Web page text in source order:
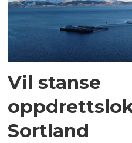
Vil stanse
Sortland